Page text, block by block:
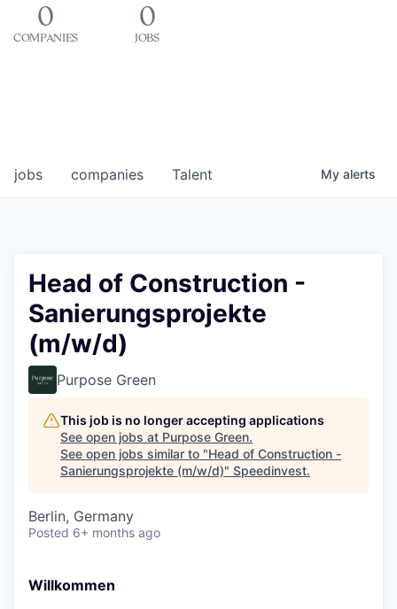
0
COMPANIES
0
JOBS
jobs companies Talent My alerts
Head of Construction -
Sanierungsprojekte
(m/w/d)
Purpose Green
This job is no longer accepting applications
See open jobs at Purpose Green.
See open jobs similar to "Head of Construction -
Sanierungsprojekte (m/w/d)" Speedinvest.
Berlin, Germany
Posted 6+ months ago
Willkommen